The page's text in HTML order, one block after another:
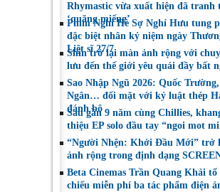
Rhymastic vừa xuất hiện đã tranh
‘quăng miếng’
Phim Nghỉ Hè Sợ Nghỉ Hưu tung
đặc biệt nhân kỷ niệm ngày
Liệt sĩ 27/7
Shin trở lại màn ảnh rộng với
lưu đến thế giới yêu quái đầy bất
Sao Nhập Ngũ 2026: Quốc
Ngân… đối mặt với kỷ luật thép
đánh bộ
Sau gần 9 năm cùng Chillies,
thiệu EP solo đầu tay “ngoi mot
“Người Nhện: Khởi Đầu Mới” trở
ảnh rộng trong định dạng
Beta Cinemas Trần Quang Khải tổ
chiếu miễn phí ba tác phẩm điện